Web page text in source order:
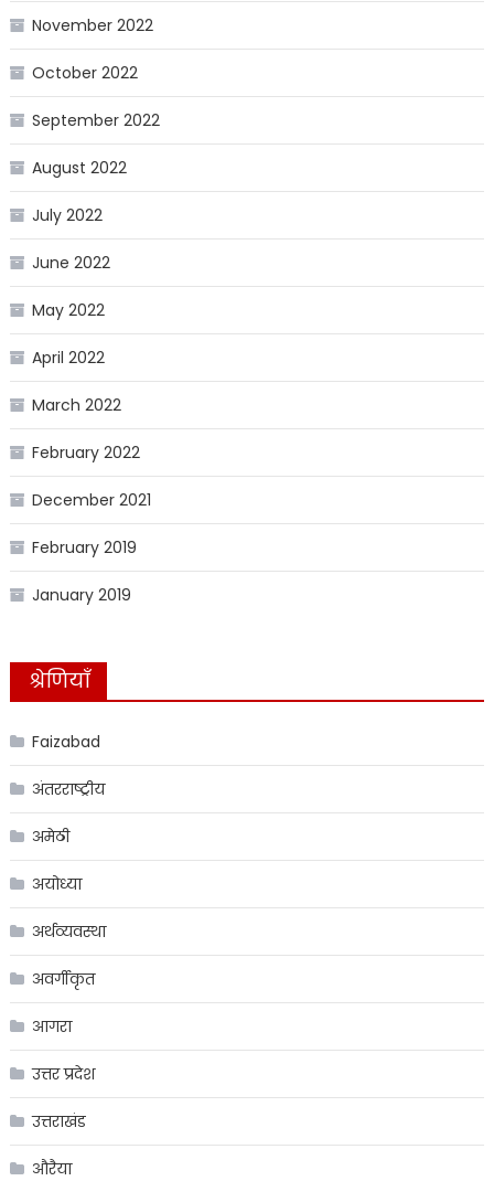
November 2022
October 2022
September 2022
August 2022
July 2022
June 2022
May 2022
April 2022
March 2022
February 2022
December 2021
February 2019
January 2019
श्रेणियाँ
Faizabad
अंतरराष्ट्रीय
अमेठी
अयोध्या
अर्थव्यवस्था
अवर्गीकृत
आगरा
उत्तर प्रदेश
उत्तराखंड
औरैया